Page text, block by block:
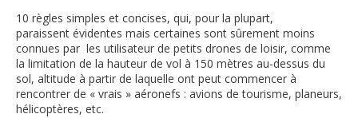
10 règles simples et concises, qui, pour la plupart,
paraissent évidentes mais certaines sont sûrement moins
connues par les utilisateur de petits drones de loisir, comme
la limitation de la hauteur de vol à 150 mètres au-dessus du
sol, altitude à partir de laquelle ont peut commencer à
rencontrer de « vrais » aéronefs : avions de tourisme, planeurs,
hélicoptères, etc.